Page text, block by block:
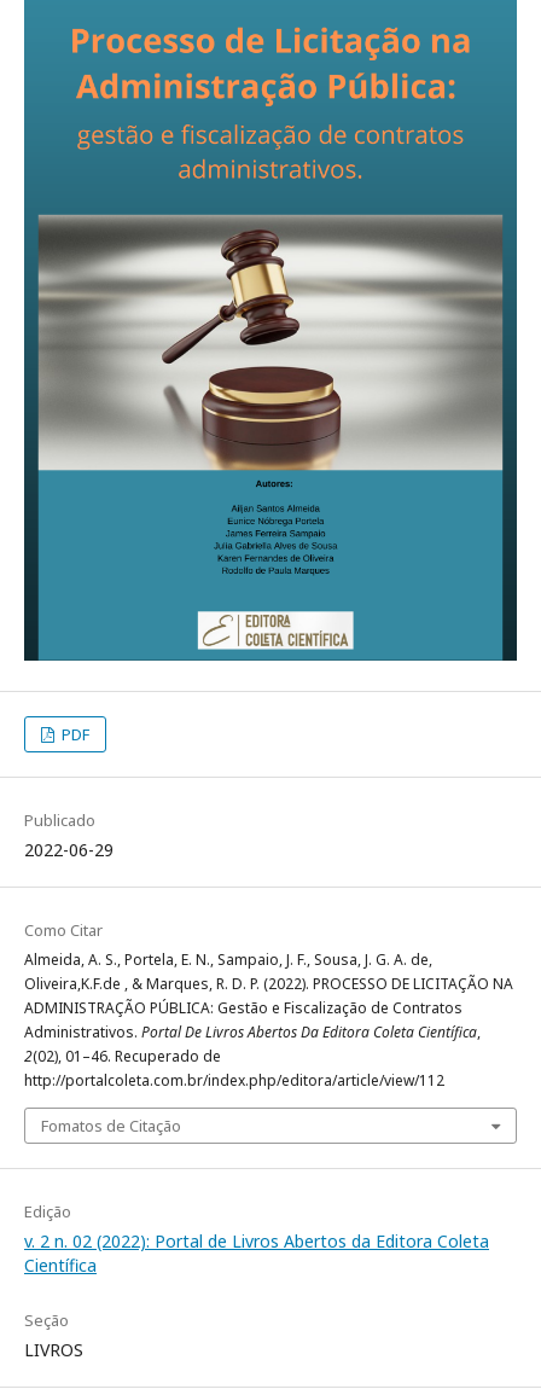
PDF
Publicado
2022-06-29
Como Citar
Almeida, A. S., Portela, E. N., Sampaio, J. F., Sousa, J. G. A. de,
Oliveira,K.F.de , & Marques, R. D. P. (2022). PROCESSO DE LICITAÇÃO NA
ADMINISTRAÇÃO PÚBLICA: Gestão e Fiscalização de Contratos
Administrativos. Portal De Livros Abertos Da Editora Coleta Científica,
2(02), 01–46. Recuperado de
http://portalcoleta.com.br/index.php/editora/article/view/112
Fomatos de Citação
Edição
v. 2 n. 02 (2022): Portal de Livros Abertos da Editora Coleta
Científica
Seção
LIVROS